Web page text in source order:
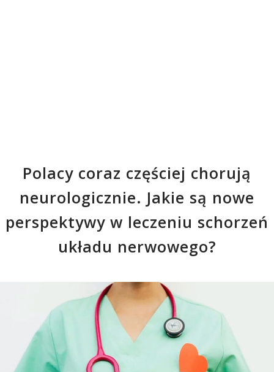
Polacy coraz częściej chorują
neurologicznie. Jakie są nowe
perspektywy w leczeniu schorzeń
układu nerwowego?